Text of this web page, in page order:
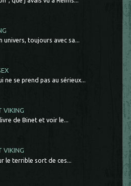
toujours avec sa...
ne se prend pas au sérieux...
VIKING
de Binet et voir le...
VIKING
le terrible sort de ces...